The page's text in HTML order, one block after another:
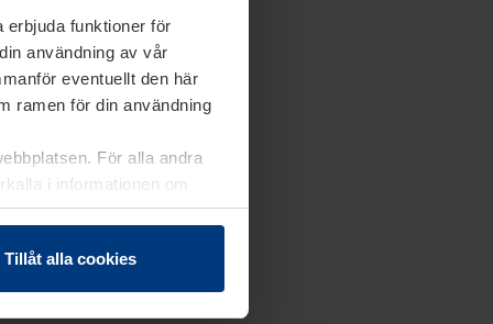
erbjuda funktioner för
användning av vår
eventuellt den här
ramen för din användning
För alla andra
i informationen om
Tillåt alla cookies